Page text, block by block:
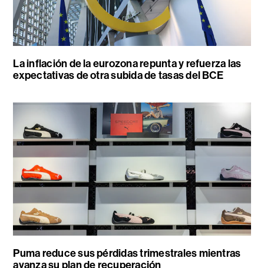
La inflación de la eurozona repunta y refuerza las
expectativas de otra subida de tasas del BCE
Puma reduce sus pérdidas trimestrales mientras
avanza su plan de recuperación